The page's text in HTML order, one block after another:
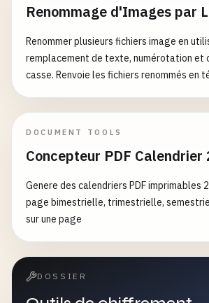
Renommage d'Images par
Renommer plusieurs fichiers image en
remplacement de texte, numérotation et
casse. Renvoie les fichiers renommés en
DOCUMENT TOOLS
Concepteur PDF Calendrier
Genere des calendriers PDF imprimables
page bimestrielle, trimestrielle,
sur une page
DOSSIER